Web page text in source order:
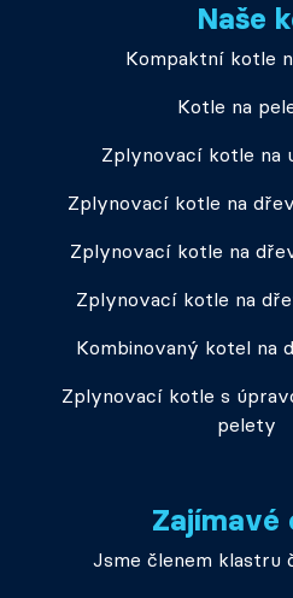
Naše
Kompaktní kotle
Kotle na
Zplynovací kotle na
Zplynovací kotle na
Zplynovací kotle na
Zplynovací kotle na
Kombinovaný kotel na
Zplynovací kotle s
pelety
Zajímavé
Jsme členem klastru